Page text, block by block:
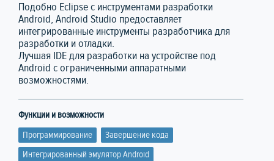
Подобно Eclipse с инструментами разработки
Android, Android Studio предоставляет
интегрированные инструменты разработчика для
разработки и отладки.
Лучшая IDE для разработки на устройстве под
Android с ограниченными аппаратными
возможностями.
Функции и возможности
Программирование
Завершение кода
Интегрированный эмулятор Android